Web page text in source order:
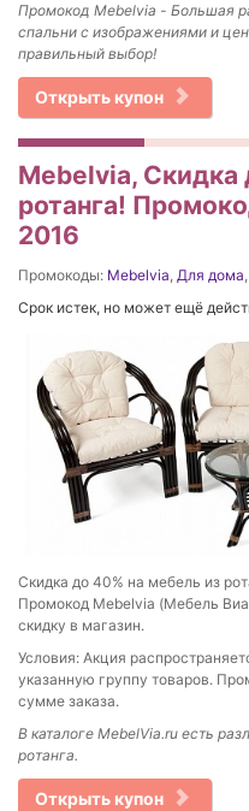
Промокод Mebelvia - Большая
спальни с изображениями и
правильный выбор!
Открыть купон
Mebelvia, Скидка
ротанга!
2016
Промокоды: Mebelvia, Для дома,
Срок истек, но может ещё
Скидка до 40% на мебель из
Промокод Mebelvia (Мебель
скидку в магазин.
Условия: Акция
указанную группу товаров.
сумме заказа.
В каталоге MebelVia.ru есть
ротанга.
Открыть купон